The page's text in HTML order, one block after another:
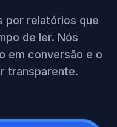
por relatórios que
de ler. Nós
em conversão e o
transparente.